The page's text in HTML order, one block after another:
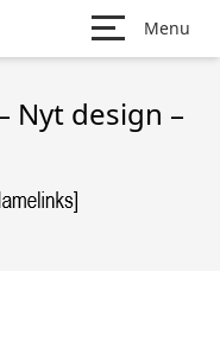
Menu
Nyt design –